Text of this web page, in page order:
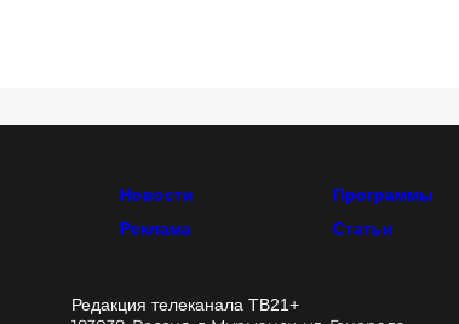
Новости Программы
Реклама
Статьи
Редакция телеканала ТВ21+